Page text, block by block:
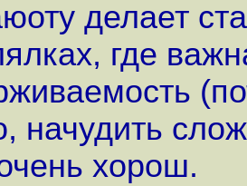
делает
где
начудить
хорош.